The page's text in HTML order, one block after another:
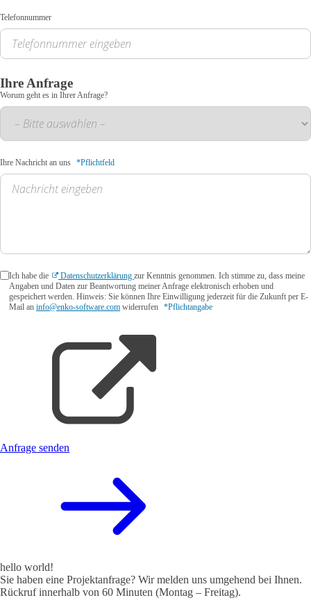
Telefonnummer
Ihre Anfrage
Worum geht es in Ihrer Anfrage?
Ihre Nachricht an uns *Pflichtfeld
Ich habe die Datenschutzerklärung zur Kenntnis genommen. Ich stimme zu, dass meine
Angaben und Daten zur Beantwortung meiner Anfrage elektronisch erhoben und
gespeichert werden. Hinweis: Sie können Ihre Einwilligung jederzeit für die Zukunft per E-
Mail an info@enko-software.com widerrufen *Pflichtangabe
Anfrage senden
hello world!
Sie haben eine Projektanfrage? Wir melden uns umgehend bei Ihnen.
Rückruf innerhalb von 60 Minuten (Montag – Freitag).